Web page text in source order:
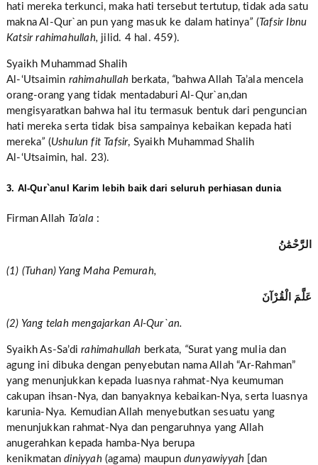
hati mereka terkunci, maka hati tersebut tertutup, tidak ada satu
makna Al-Qur`an pun yang masuk ke dalam hatinya” ( Tafsir Ibnu
Katsir rahimahullah, jilid. 4 hal. 459).
Syaikh Muhammad Shalih
Al-‘Utsaimin rahimahullah berkata, “bahwa Allah Ta’ala mencela
orang-orang yang tidak mentadaburi Al-Qur`an,dan
mengisyaratkan bahwa hal itu termasuk bentuk dari penguncian
hati mereka serta tidak bisa sampainya kebaikan kepada hati
mereka” (Ushulun fit Tafsir, Syaikh Muhammad Shalih
Al-‘Utsaimin, hal. 23).
3. Al-Qur`anul Karim lebih baik dari seluruh perhiasan dunia
Firman Allah Ta’ala :
الرَّحْمَٰنُ
(1) (Tuhan) Yang Maha Pemurah,
عَلَّمَ الْقُرْآنَ
(2) Yang telah mengajarkan Al-Qur`an.
Syaikh As-Sa’dirahimahullah berkata, “Surat yang mulia dan
agung ini dibuka dengan penyebutan nama Allah “Ar-Rahman”
yang menunjukkan kepada luasnya rahmat-Nya keumuman
cakupan ihsan-Nya, dan banyaknya kebaikan-Nya, serta luasnya
karunia-Nya. Kemudian Allah menyebutkan sesuatu yang
menunjukkan rahmat-Nya dan pengaruhnya yang Allah
anugerahkan kepada hamba-Nya berupa
kenikmatandiniyyah (agama) maupun dunyawiyyah [dan